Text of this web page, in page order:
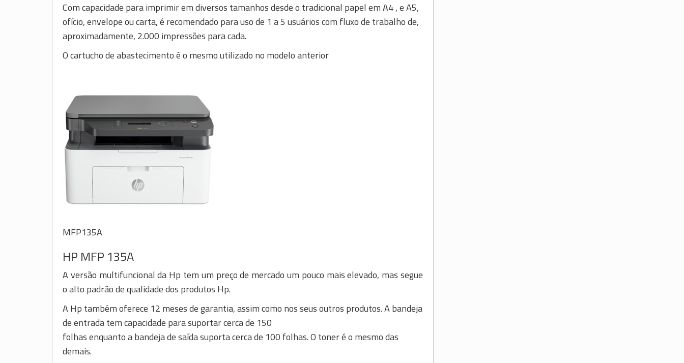
Com capacidade para imprimir em diversos tamanhos desde o tradicional papel em A4 , e A5,
ofício, envelope ou carta, é recomendado para uso de 1 a 5 usuários com fluxo de trabalho de,
aproximadamente, 2.000 impressões para cada.
O cartucho de abastecimento é o mesmo utilizado no modelo anterior
MFP135A
HP MFP 135A
A versão multifuncional da Hp tem um preço de mercado um pouco mais elevado, mas segue
o alto padrão de qualidade dos produtos Hp.
A Hp também oferece 12 meses de garantia, assim como nos seus outros produtos. A bandeja
de entrada tem capacidade para suportar cerca de 150
folhas enquanto a bandeja de saída suporta cerca de 100 folhas. O toner é o mesmo das
demais.